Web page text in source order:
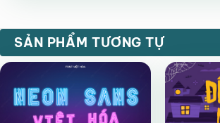
SẢN PHẨM TƯƠNG TỰ
VIP